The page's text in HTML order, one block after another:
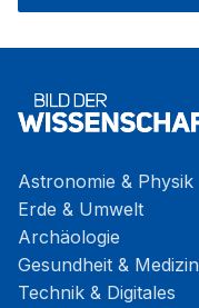
Astronomie & Physik
Erde & Umwelt
Archäologie
Gesundheit & Medizin
Technik & Digitales